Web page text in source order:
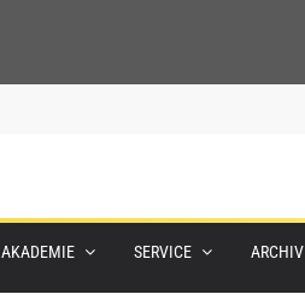
AKADEMIE SERVICE ARCHIV